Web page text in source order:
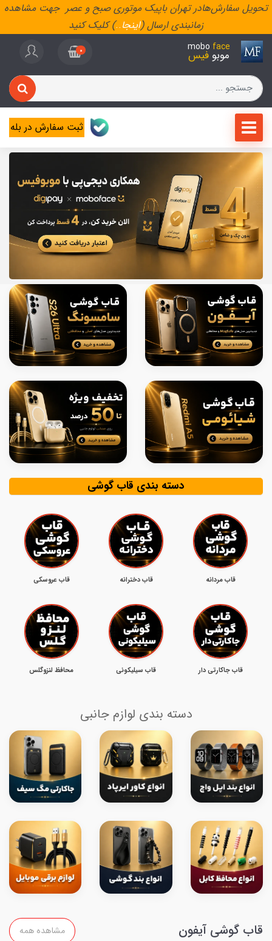
تحویل سفارش‌هادر تهران باپیک موتوری صبح و عصر جهت مشاهده
زمانبندی ارسال (اینجا..) کلیک کنید
mobo face
موبو فیس 0
ثبت سفارش در بله
دسته بندی قاب گوشی
قاب مردانه قاب دخترانه قاب عروسکی
قاب جاکارتی دار قاب سیلیکونی محافظ لنزوگلس
دسته بندی لوازم جانبی
قاب گوشی آیفون مشاهده همه